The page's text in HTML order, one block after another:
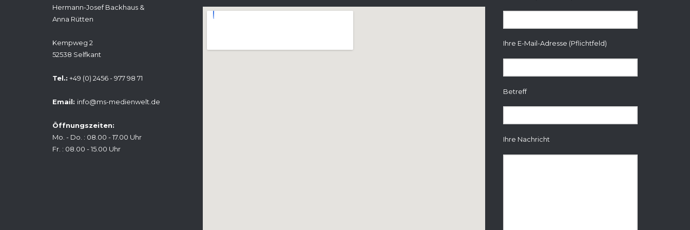
Hermann-Josef Backhaus &
Anna Rütten
Kempweg 2
52538 Selfkant
Tel.: +49 (0) 2456 - 977 98 71
Email: info@ms-medienwelt.de
Öffnungszeiten:
Mo. - Do. : 08.00 - 17.00 Uhr
Fr. : 08.00 - 15.00 Uhr
Ihre E-Mail-Adresse (Pflichtfeld)
Betreff
Ihre Nachricht